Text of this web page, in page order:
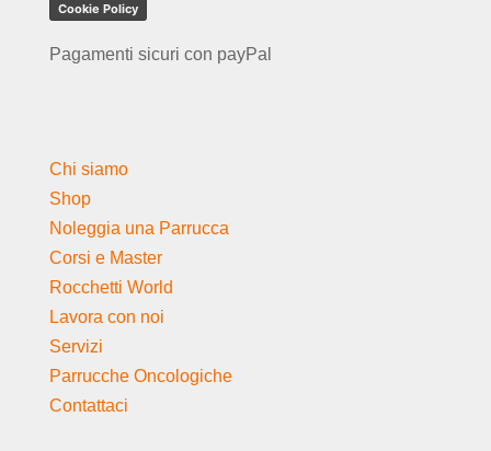
Cookie Policy
Pagamenti sicuri con payPal
Chi siamo
Shop
Noleggia una Parrucca
Corsi e Master
Rocchetti World
Lavora con noi
Servizi
Parrucche Oncologiche
Contattaci